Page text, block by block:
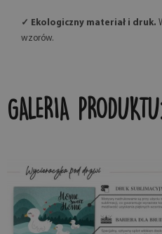
✓ Ekologiczny materiał i druk.
wzorów.
GALERIA